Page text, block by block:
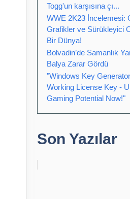
Togg'un karşısına çı...
WWE 2K23 İncelemesi:
Grafikler ve Sürükleyici
Bir Dünya!
Bolvadin’de Samanlık
Balya Zarar Gördü
"Windows Key
Working License Key -
Gaming Potential Now!"
Son Yazılar